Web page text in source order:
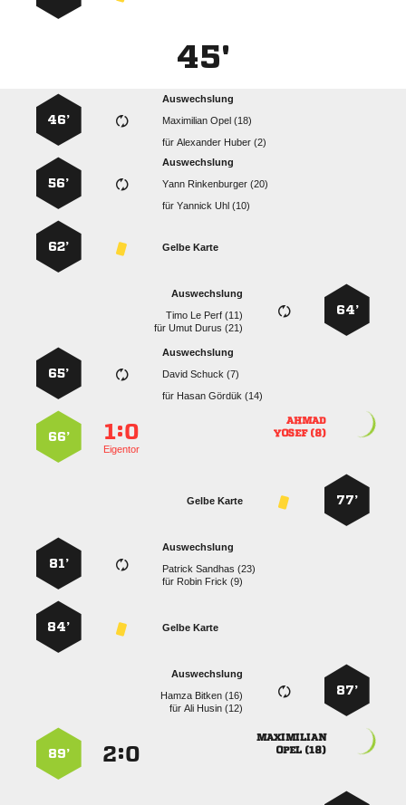
45'
Auswechslung
  
für  
46’
Auswechslung
  
für  
56’
Gelbe Karte
62’
64’
Auswechslung
   
für  
Auswechslung
  
für   
65’

 
:
Eigentor
66’
77’
Gelbe Karte
Auswechslung
  
für   
81’
Gelbe Karte
84’
87’
Auswechslung
  
für  

 
:
89’